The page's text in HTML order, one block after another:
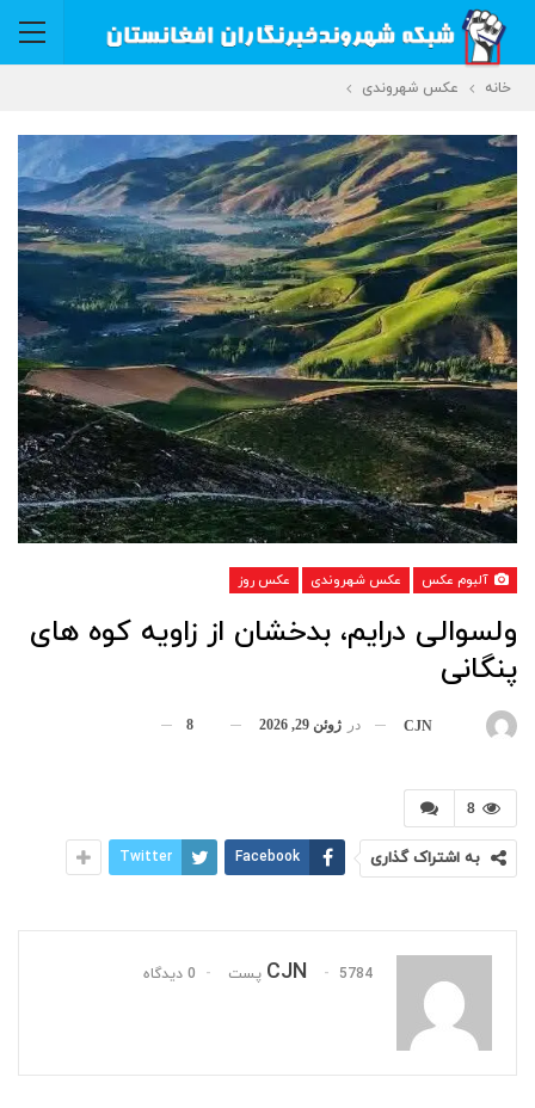
خانه عکس شهروندی
آلبوم عکس عکس شهروندی عکس روز
ولسوالی درایم، بدخشان از زاویه کوه های
پنگانی
CJN در ژوئن 29, 2026 8
8
به اشتراک گذاری Facebook
Twitter
CJN 5784 پست 0 دیدگاه